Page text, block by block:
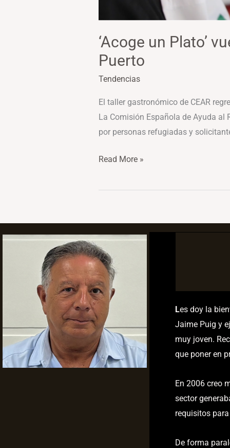
‘Acoge un Plato’
Puerto
Tendencias
El taller gastronómico de CEAR
La Comisión Española de Ayuda al
por personas refugiadas y
Read More »
Les doy la
Jaime Puig y
muy joven.
que poner en
En 2006 creo
sector
requisitos
De forma